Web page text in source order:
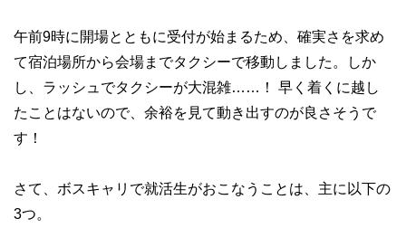
午前9時に開場とともに受付が始まるため、確実さを求め
て宿泊場所から会場までタクシーで移動しました。しか
し、ラッシュでタクシーが大混雑……！ 早く着くに越し
たことはないので、余裕を見て動き出すのが良さそうで
す！
さて、ボスキャリで就活生がおこなうことは、主に以下の
3つ。